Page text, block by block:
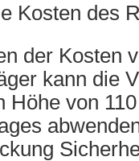
Kosten des
der Kosten
kann die
Höhe von